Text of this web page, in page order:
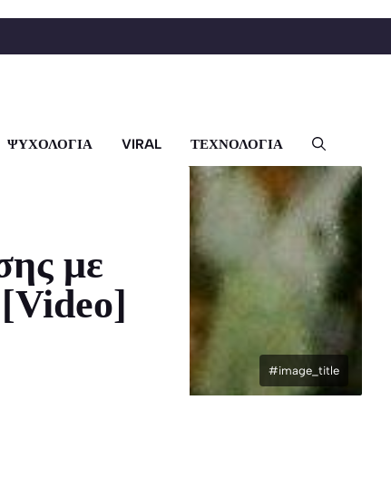
ΨΥΧΟΛΟΓΙΑ VIRAL ΤΕΧΝΟΛΟΓΙΑ
#image_title
με